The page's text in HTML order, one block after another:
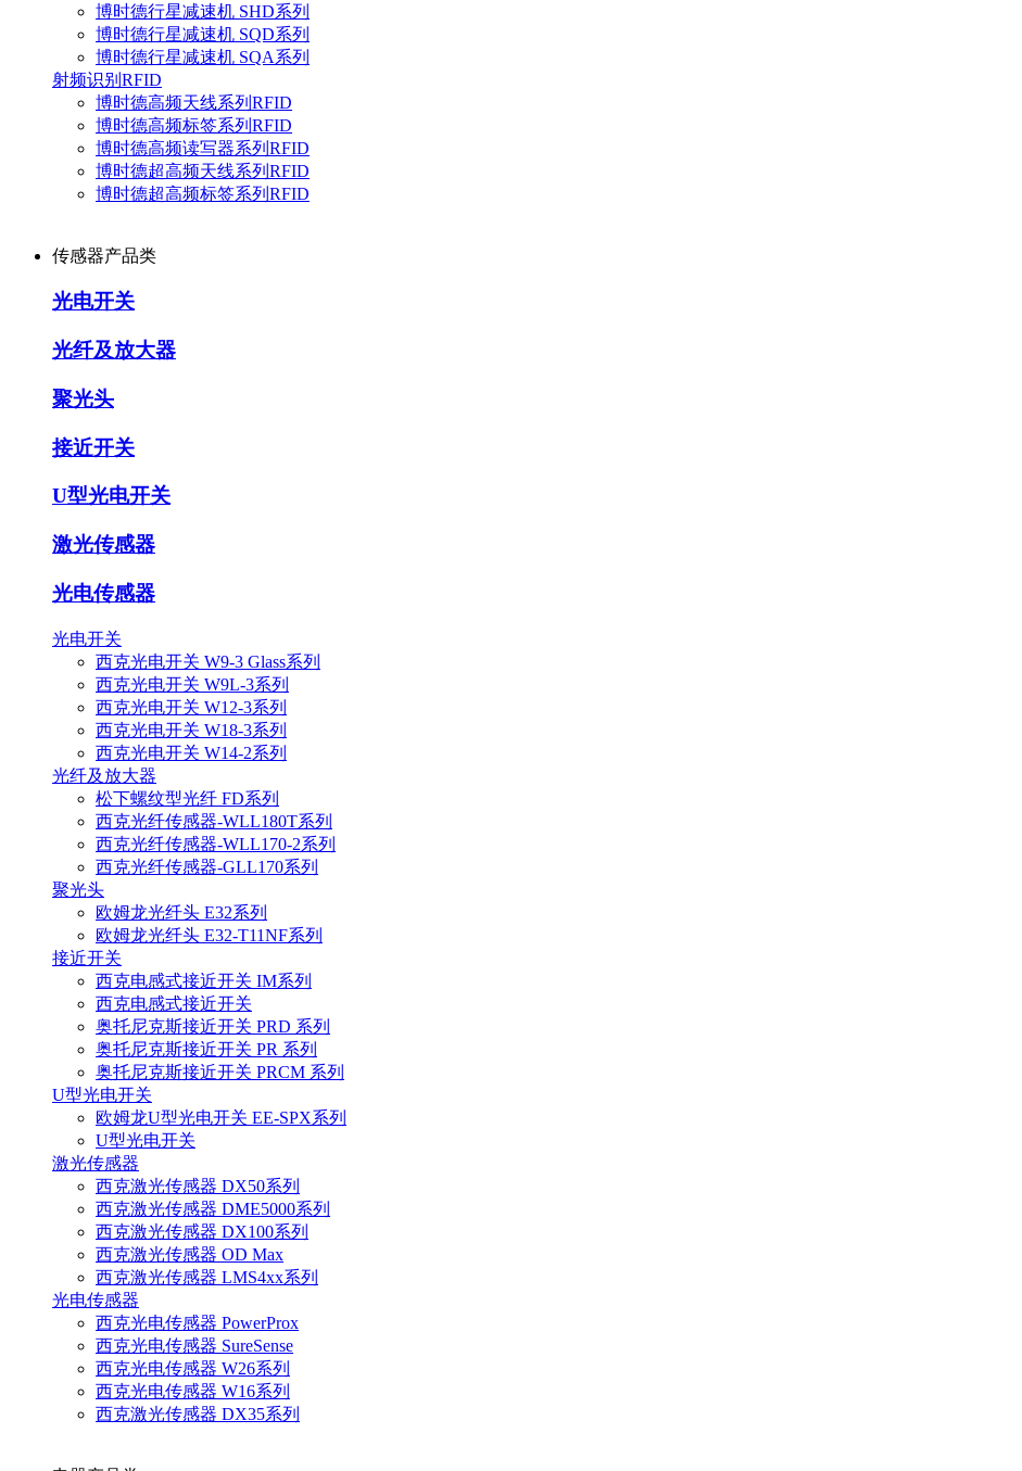
博时德行星减速机 SHD系列
博时德行星减速机 SQD系列
博时德行星减速机 SQA系列
射频识别RFID
博时德高频天线系列RFID
博时德高频标签系列RFID
博时德高频读写器系列RFID
博时德超高频天线系列RFID
博时德超高频标签系列RFID
传感器产品类
光电开关
光纤及放大器
聚光头
接近开关
U型光电开关
激光传感器
光电传感器
光电开关
西克光电开关 W9-3 Glass系列
西克光电开关 W9L-3系列
西克光电开关 W12-3系列
西克光电开关 W18-3系列
西克光电开关 W14-2系列
光纤及放大器
松下螺纹型光纤 FD系列
西克光纤传感器-WLL180T系列
西克光纤传感器-WLL170-2系列
西克光纤传感器-GLL170系列
聚光头
欧姆龙光纤头 E32系列
欧姆龙光纤头 E32-T11NF系列
接近开关
西克电感式接近开关 IM系列
西克电感式接近开关
奥托尼克斯接近开关 PRD 系列
奥托尼克斯接近开关 PR 系列
奥托尼克斯接近开关 PRCM 系列
U型光电开关
欧姆龙U型光电开关 EE-SPX系列
U型光电开关
激光传感器
西克激光传感器 DX50系列
西克激光传感器 DME5000系列
西克激光传感器 DX100系列
西克激光传感器 OD Max
西克激光传感器 LMS4xx系列
光电传感器
西克光电传感器 PowerProx
西克光电传感器 SureSense
西克光电传感器 W26系列
西克光电传感器 W16系列
西克激光传感器 DX35系列